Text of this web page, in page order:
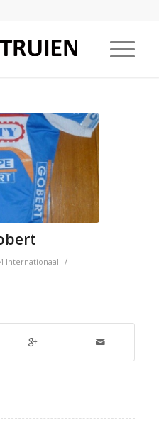
Internationaal /